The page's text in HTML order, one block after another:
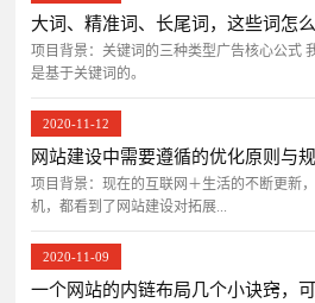
大词、精准词、长尾词，这些词怎么
项目背景：关键词的三种类型广告核心公式
是基于关键词的。
2020-11-12
网站建设中需要遵循的优化原则与
项目背景：现在的互联网＋生活的不断更新
机，都看到了网站建设对拓展...
2020-11-09
一个网站的内链布局几个小诀窍，